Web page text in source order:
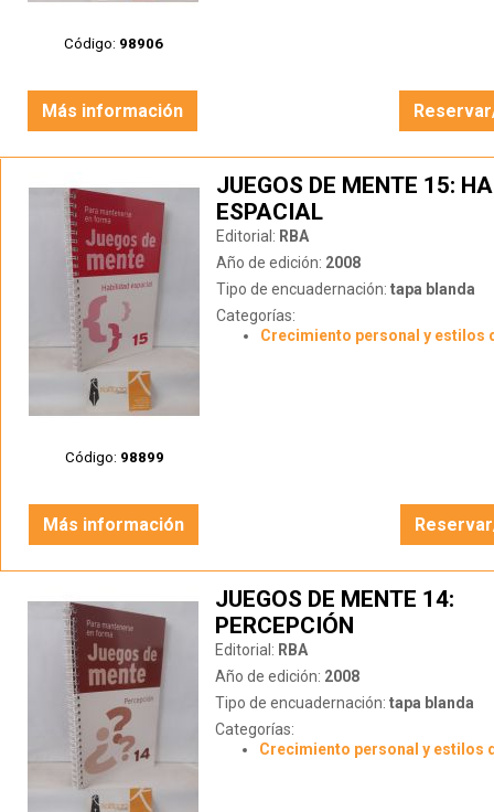
Código: 98906
Más información
Código: 98899
JUEGOS DE MENTE 15:
ESPACIAL
Editorial: RBA
Año de edición: 2008
Tipo de encuadernación: tapa blanda
Categorías:
Crecimiento personal y estilos
Más información
JUEGOS DE MENTE 14:
PERCEPCIÓN
Editorial: RBA
Año de edición: 2008
Tipo de encuadernación: tapa blanda
Categorías:
Crecimiento personal y estilos